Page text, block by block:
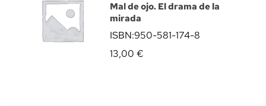
Mal de ojo. El drama de la
mirada
ISBN:950-581-174-8
13,00 €